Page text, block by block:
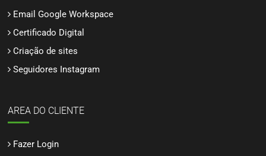
Email Google Workspace
Certificado Digital
Criação de sites
Seguidores Instagram
AREA DO CLIENTE
Fazer Login